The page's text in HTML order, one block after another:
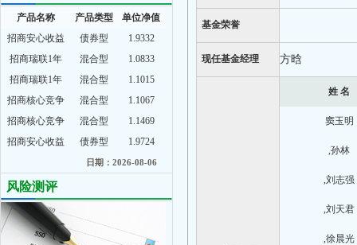
产品名称 产品类型
单位净值
招商安心收益
债券型
1.9332
招商瑞联1年
混合型
1.0833
招商瑞联1年
混合型
1.1015
招商核心竞争
混合型
1.1067
招商核心竞争
混合型
1.1469
招商安心收益
债券型 1.9724
日期：2026-08-06
风险测评
基金荣誉
现任基金经理 方晗
姓 名
窦玉明
,孙林
,刘志强
,刘天君
,徐晨光